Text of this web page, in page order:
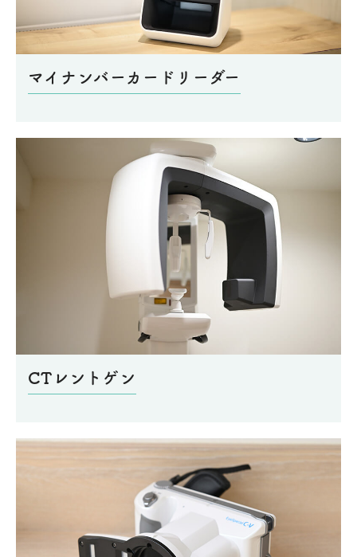
マイナンバーカードリーダー
CTレントゲン